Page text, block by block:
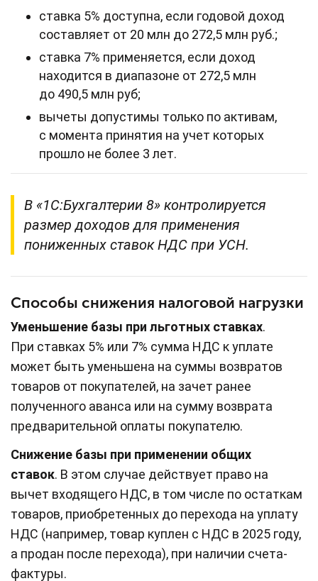
ставка 5% доступна, если годовой доход
составляет от 20 млн до 272,5 млн руб.;
ставка 7% применяется, если доход
находится в диапазоне от 272,5 млн
до 490,5 млн руб;
вычеты допустимы только по активам,
с момента принятия на учет которых
прошло не более 3 лет.
В «1С:Бухгалтерии 8» контролируется
размер доходов для применения
пониженных ставок НДС при УСН.
Способы снижения налоговой нагрузки
Уменьшение базы при льготных ставках.
При ставках 5% или 7% сумма НДС к уплате
может быть уменьшена на суммы возвратов
товаров от покупателей, на зачет ранее
полученного аванса или на сумму возврата
предварительной оплаты покупателю.
Снижение базы при применении общих
ставок. В этом случае действует право на
вычет входящего НДС, в том числе по остаткам
товаров, приобретенных до перехода на уплату
НДС (например, товар куплен с НДС в 2025 году,
а продан после перехода), при наличии счета-
фактуры.